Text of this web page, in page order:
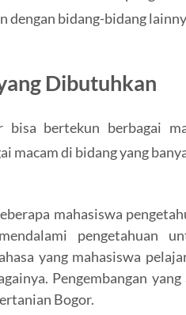
dengan bidang-bidang
Dibutuhkan
bisa bertekun berbagai
macam di bidang yang
mahasiswa
pengetahuan
yang mahasiswa
Pengembangan
Bogor.